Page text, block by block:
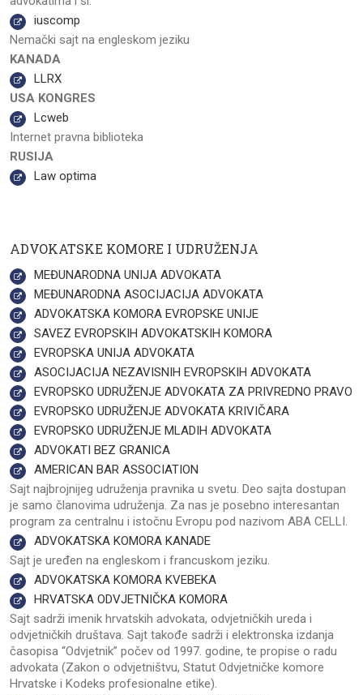
iuscomp
Nemački sajt na engleskom jeziku
KANADA
LLRX
USA KONGRES
Lcweb
Internet pravna biblioteka
RUSIJA
Law optima
ADVOKATSKE KOMORE I UDRUŽENJA
MEĐUNARODNA UNIJA ADVOKATA
MEĐUNARODNA ASOCIJACIJA ADVOKATA
ADVOKATSKA KOMORA EVROPSKE UNIJE
SAVEZ EVROPSKIH ADVOKATSKIH KOMORA
EVROPSKA UNIJA ADVOKATA
ASOCIJACIJA NEZAVISNIH EVROPSKIH ADVOKATA
EVROPSKO UDRUŽENJE ADVOKATA ZA PRIVREDNO PRAVO
EVROPSKO UDRUŽENJE ADVOKATA KRIVIČARA
EVROPSKO UDRUŽENJE MLADIH ADVOKATA
ADVOKATI BEZ GRANICA
AMERICAN BAR ASSOCIATION
Sajt najbrojnijeg udruženja pravnika u svetu. Deo sajta dostupan
je samo članovima udruženja. Za nas je posebno interesantan
program za centralnu i istočnu Evropu pod nazivom ABA CELLI.
ADVOKATSKA KOMORA KANADE
Sajt je uređen na engleskom i francuskom jeziku.
ADVOKATSKA KOMORA KVEBEKA
HRVATSKA ODVJETNIČKA KOMORA
Sajt sadrži imenik hrvatskih advokata, odvjetničkih ureda i
odvjetničkih društava. Sajt takođe sadrži i elektronska izdanja
časopisa “Odvjetnik” počev od 1997. godine, te propise o radu
advokata (Zakon o odvjetništvu, Statut Odvjetničke komore
Hrvatske i Kodeks profesionalne etike).